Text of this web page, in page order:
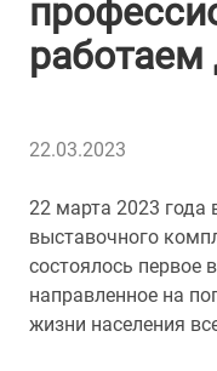
работаем
22.03.2023
22 марта 2023 года
выставочного
состоялось первое
направленное на
жизни населения